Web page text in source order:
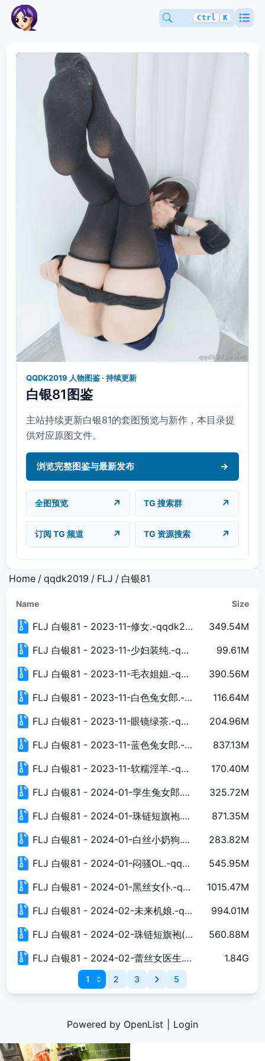
Ctrl K
QQDK2019 人物图鉴 · 持续更新
白银81图鉴
主站持续更新白银81的套图预览与新作，本目录提
供对应原图文件。
浏览完整图鉴与最新发布 →
全图预览 ↗ TG 搜索群 ↗
订阅 TG 频道 ↗ TG 资源搜索 ↗
Home / qqdk2019 / FLJ / 白银81
Name Size
FLJ 白银81 - 2023-11-修女.-qqdk2019.net.zip
349.54M
FLJ 白银81 - 2023-11-少妇装纯.-qqdk2019.net.zip
99.61M
FLJ 白银81 - 2023-11-毛衣姐姐.-qqdk2019.net.zip
390.56M
FLJ 白银81 - 2023-11-白色兔女郎.-qqdk2019.net.zip
116.64M
FLJ 白银81 - 2023-11-眼镜绿茶.-qqdk2019.net.zip
204.96M
FLJ 白银81 - 2023-11-蓝色兔女郎.-qqdk2019.net.zip
837.13M
FLJ 白银81 - 2023-11-软糯淫羊.-qqdk2019.net.zip
170.40M
FLJ 白银81 - 2024-01-孪生兔女郎.-qqdk2019.net.zip
325.72M
FLJ 白银81 - 2024-01-珠链短旗袍.-qqdk2019.net.zip
871.35M
FLJ 白银81 - 2024-01-白丝小奶狗.-qqdk2019.net.zip
283.82M
FLJ 白银81 - 2024-01-闷骚OL.-qqdk2019.net.zip
545.95M
FLJ 白银81 - 2024-01-黑丝女仆.-qqdk2019.net.zip
1015.47M
FLJ 白银81 - 2024-02-未来机娘.-qqdk2019.net.zip
994.01M
FLJ 白银81 - 2024-02-珠链短旗袍(撕).-qqdk2019.net.zip
560.88M
FLJ 白银81 - 2024-02-蕾丝女医生.-qqdk2019.net.zip
1.84G
1 2 3 5
Powered by OpenList Login